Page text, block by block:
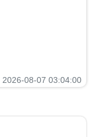
2026-08-07 03:04:00